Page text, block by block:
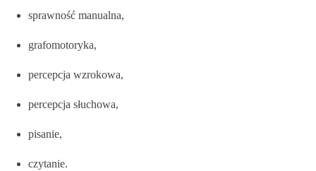
sprawność manualna,
grafomotoryka,
percepcja wzrokowa,
percepcja słuchowa,
pisanie,
czytanie.